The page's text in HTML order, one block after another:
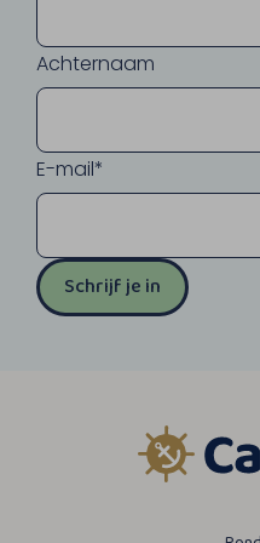
Achternaam
E-mail*
Schrijf je in